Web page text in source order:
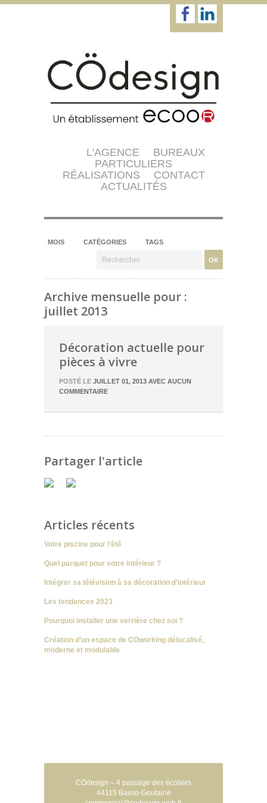
L'AGENCE
BUREAUX
PARTICULIERS
RÉALISATIONS
CONTACT
ACTUALITÉS
MOIS CATÉGORIES TAGS
Archive mensuelle pour :
juillet 2013
Décoration actuelle pour
pièces à vivre
POSTÉ LE JUILLET 01, 2013 AVEC AUCUN
COMMENTAIRE
Partager l'article
Articles récents
Votre piscine pour l’été
Quel parquet pour votre intérieur ?
Intégrer sa télévision à sa décoration d’intérieur
Les tendances 2023
Pourquoi installer une verrière chez soi ?
Création d’un espace de CÖworking délocalisé,
moderne et modulable
CÖdesign – 4 passage des écoliers
44115 Basse-Goulaine